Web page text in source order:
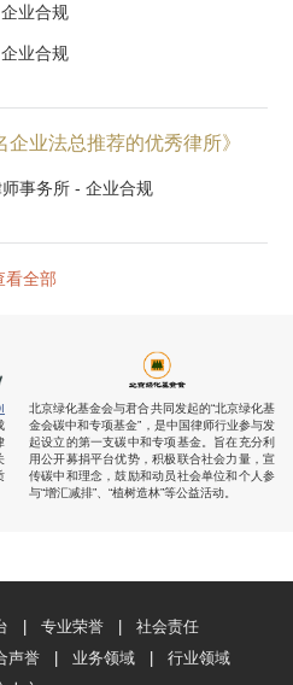
业合规
业合规
业法总推荐的优秀律所》
事务所 - 企业合规
看全部
北京绿化基金会与君合共同发起的“北京绿化基
金会碳中和专项基金”，是中国律师行业参与发
起设立的第一支碳中和专项基金。旨在充分利
用公开募捐平台优势，积极联合社会力量，宣
传碳中和理念，鼓励和动员社会单位和个人参
与“增汇减排”、“植树造林”等公益活动。
专业荣誉
社会责任
声誉 业务领域
行业领域